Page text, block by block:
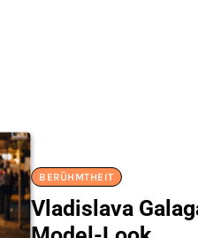
BERÜHMTHEIT
Vladislava